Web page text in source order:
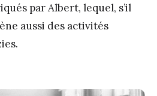
par Albert, lequel, s’il
aussi des activités